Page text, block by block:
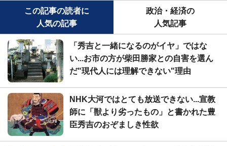
この記事の読者に
人気の記事
政治・経済の
人気記事
「秀吉と一緒になるのがイヤ」ではな
い...お市の方が柴田勝家との自害を選ん
だ"現代人には理解できない"理由
NHK大河ではとても放送できない...宣教
師に「獣より劣ったもの」と書かれた豊
臣秀吉のおぞましき性欲